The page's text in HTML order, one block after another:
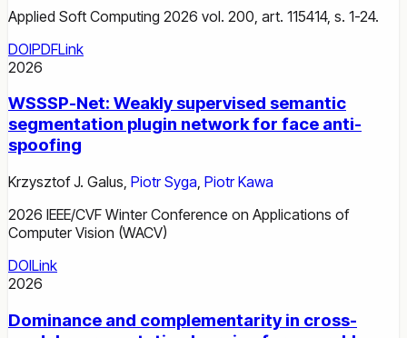
Applied Soft Computing 2026 vol. 200, art. 115414, s. 1-24.
DOIPDFLink
2026
WSSSP-Net: Weakly supervised semantic
segmentation plugin network for face anti-
spoofing
Krzysztof J. Galus, Piotr Syga, Piotr Kawa
2026 IEEE/CVF Winter Conference on Applications of
Computer Vision (WACV)
DOILink
2026
Dominance and complementarity in cross-